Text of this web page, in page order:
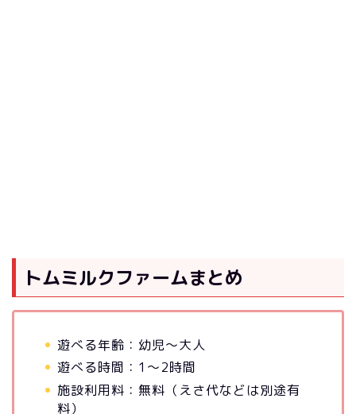
トムミルクファームまとめ
遊べる年齢：幼児～大人
遊べる時間：1～2時間
施設利用料：無料（えさ代などは別途有
料）